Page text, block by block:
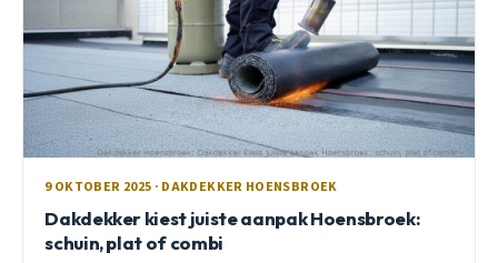
9 OKTOBER 2025 · DAKDEKKER HOENSBROEK
Dakdekker kiest juiste aanpak Hoensbroek:
schuin, plat of combi